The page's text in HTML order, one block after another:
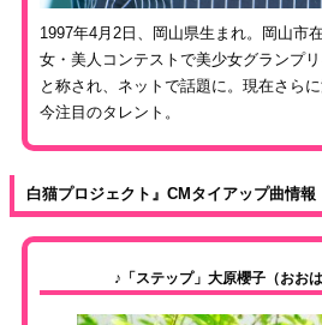
1997年4月2日、岡山県生まれ。岡山市
女・美人コンテストで美少女グランプ
と称され、ネットで話題に。現在さら
今注目のタレント。
白猫プロジェクト』CMタイアップ曲情報
♪「ステップ」大原櫻子（おお